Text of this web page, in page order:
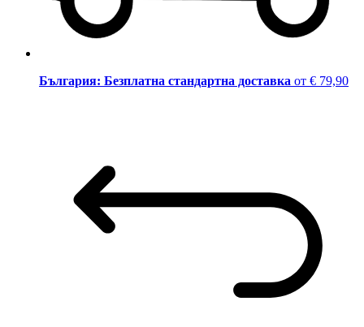
България: Безплатна стандартна доставка от € 79,90